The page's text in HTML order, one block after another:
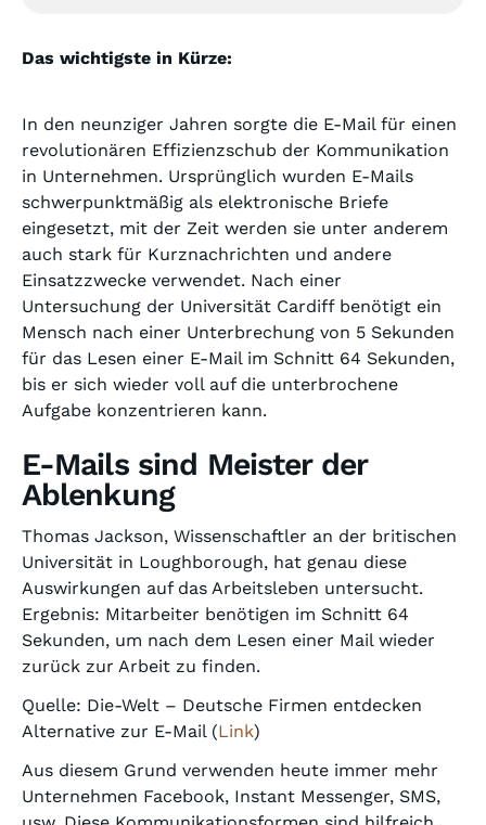
Das wichtigste in Kürze:
In den neunziger Jahren sorgte die E-Mail für einen
revolutionären Effizienzschub der Kommunikation
in Unternehmen. Ursprünglich wurden E-Mails
schwerpunktmäßig als elektronische Briefe
eingesetzt, mit der Zeit werden sie unter anderem
auch stark für Kurznachrichten und andere
Einsatzzwecke verwendet. Nach einer
Untersuchung der Universität Cardiff benötigt ein
Mensch nach einer Unterbrechung von 5 Sekunden
für das Lesen einer E-Mail im Schnitt 64 Sekunden,
bis er sich wieder voll auf die unterbrochene
Aufgabe konzentrieren kann.
E-Mails sind Meister der
Ablenkung
Thomas Jackson, Wissenschaftler an der britischen
Universität in Loughborough, hat genau diese
Auswirkungen auf das Arbeitsleben untersucht.
Ergebnis: Mitarbeiter benötigen im Schnitt 64
Sekunden, um nach dem Lesen einer Mail wieder
zurück zur Arbeit zu finden.
Quelle: Die-Welt – Deutsche Firmen entdecken
Alternative zur E-Mail (Link)
Aus diesem Grund verwenden heute immer mehr
Unternehmen Facebook, Instant Messenger, SMS,